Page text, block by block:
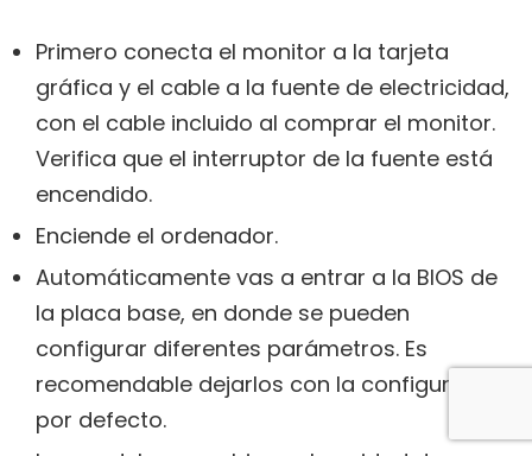
Primero conecta el monitor a la tarjeta
gráfica y el cable a la fuente de electricidad,
con el cable incluido al comprar el monitor.
Verifica que el interruptor de la fuente está
encendido.
Enciende el ordenador.
Automáticamente vas a entrar a la BIOS de
la placa base, en donde se pueden
configurar diferentes parámetros. Es
recomendable dejarlos con la configuración
por defecto.